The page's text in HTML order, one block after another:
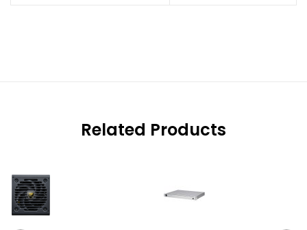
Related Products